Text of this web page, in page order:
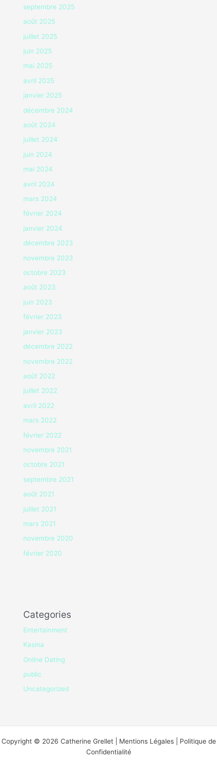
septembre 2025
août 2025
juillet 2025
juin 2025
mai 2025
avril 2025
janvier 2025
décembre 2024
août 2024
juillet 2024
juin 2024
mai 2024
avril 2024
mars 2024
février 2024
janvier 2024
décembre 2023
novembre 2023
octobre 2023
août 2023
juin 2023
février 2023
janvier 2023
décembre 2022
novembre 2022
août 2022
juillet 2022
avril 2022
mars 2022
février 2022
novembre 2021
octobre 2021
septembre 2021
août 2021
juillet 2021
mars 2021
novembre 2020
février 2020
Categories
Entertainment
Kasina
Online Dating
public
Uncategorized
Copyright © 2026 Catherine Grellet | Mentions Légales | Politique de
Confidentialité